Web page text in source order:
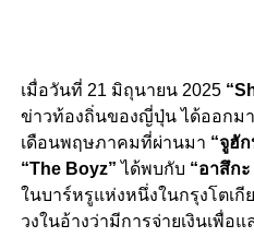
เมื่อวันที่ 21 มิถุนายน 2025
ข่าวท้องถิ่นของญี่ปุ่น ได้ออกมา
เดือนพฤษภาคมที่ผ่านมา “จูฮั
“The Boyz” ได้พบกับ “อาสึกะ
ในบาร์หรูแห่งหนึ่งในกรุงโตเ
วงในอ้างว่ามีการจ่ายเงินเพื่อ